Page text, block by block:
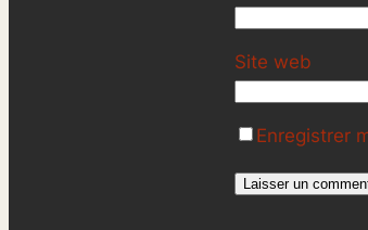
Site web
Enregistrer